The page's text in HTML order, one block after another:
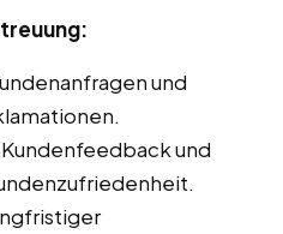
und
und